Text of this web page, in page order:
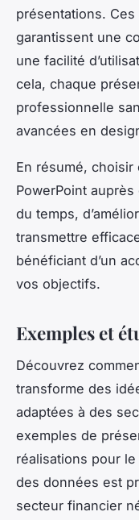
présentations.
garantissent une
une facilité
cela, chaque
professionnelle
avancées en
En résumé,
PowerPoint
du temps,
transmettre
bénéficiant d’un
vos objectifs.
Exemples et
Découvrez
transforme des
adaptées à des
exemples de
réalisations pour
des données est
secteur financier